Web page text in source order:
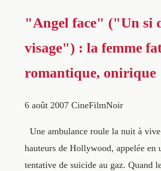
"Angel face" ("Un si
visage") : la femme
romantique, onirique
6 août 2007 CineFilmNoir
Une ambulance roule la nuit à
hauteurs de Hollywood, appelée en
tentative de suicide au gaz. Quand